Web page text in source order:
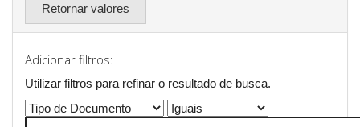
Retornar valores
Adicionar filtros:
Utilizar filtros para refinar o resultado de busca.